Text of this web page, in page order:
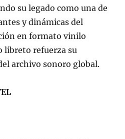
su legado como una de
y dinámicas del
en formato vinilo
libreto refuerza su
archivo sonoro global.